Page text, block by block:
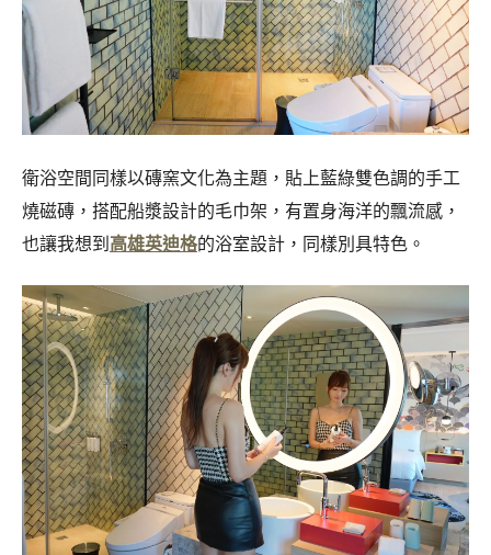
衛浴空間同樣以磚窯文化為主題，貼上藍綠雙色調的手工
燒磁磚，搭配船漿設計的毛巾架，有置身海洋的飄流感，
也讓我想到 高雄英迪格的浴室設計，同樣別具特色。